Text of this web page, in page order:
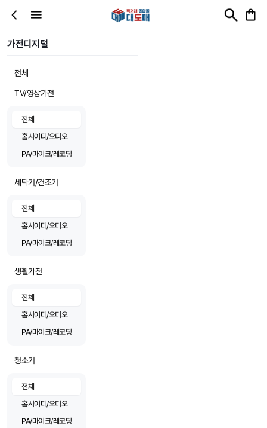
가전디지털
전체
TV/영상가전
전체
홈시어터/오디오
PA/마이크/레코딩
세탁기/건조기
전체
홈시어터/오디오
PA/마이크/레코딩
생활가전
전체
홈시어터/오디오
PA/마이크/레코딩
청소기
전체
홈시어터/오디오
PA/마이크/레코딩